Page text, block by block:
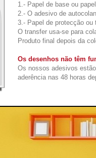
1.- Papel de base ou
2.- O adesivo de
3.- Papel de protecção ou
O transfer usa-se para
Produto final depois da
Os desenhos não têm
Os nossos adesivos
aderência nas 48 horas